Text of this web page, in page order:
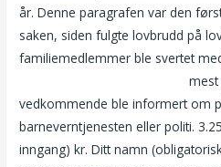
år. Denne paragrafen var den
saken, siden fulgte lovbrudd på
familiemedlemmer ble svertet
vedkommende ble informert om
barneverntjenesten eller politi.
inngang) kr. Ditt namn